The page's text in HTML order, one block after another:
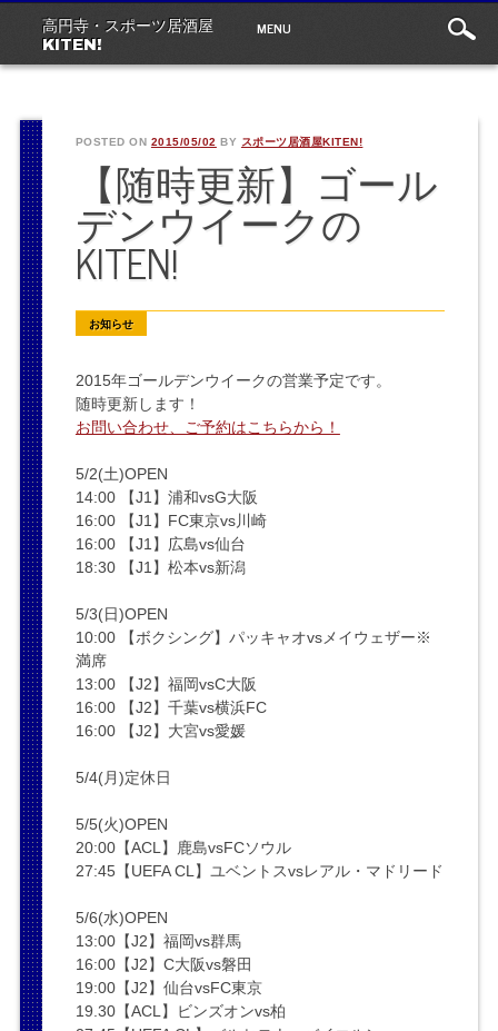
高円寺・スポーツ居酒屋
KITEN!
Main
MENU
POSTED ON 2015/05/02 BY スポーツ居酒屋KITEN!
【随時更新】ゴール
デンウイークの
KITEN!
お知らせ
2015年ゴールデンウイークの営業予定です。
随時更新します！
お問い合わせ、ご予約はこちらから！
5/2(土)OPEN
14:00 【J1】浦和vsG大阪
16:00 【J1】FC東京vs川崎
16:00 【J1】広島vs仙台
18:30 【J1】松本vs新潟
5/3(日)OPEN
10:00 【ボクシング】パッキャオvsメイウェザー※
満席
13:00 【J2】福岡vsC大阪
16:00 【J2】千葉vs横浜FC
16:00 【J2】大宮vs愛媛
5/4(月)定休日
5/5(火)OPEN
20:00【ACL】鹿島vsFCソウル
27:45【UEFA CL】ユベントスvsレアル・マドリード
5/6(水)OPEN
13:00【J2】福岡vs群馬
16:00【J2】C大阪vs磐田
19:00【J2】仙台vsFC東京
19.30【ACL】ビンズオンvs柏